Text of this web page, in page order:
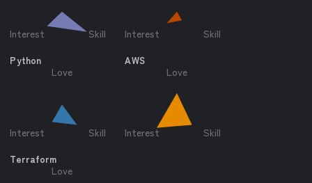
Skill
Interest Skill
Interest
Python
Love
Skill
Interest
AWS
Love
Skill
Interest
Terraform
Love